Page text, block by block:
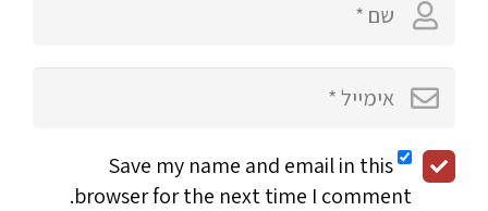
Save my name and email in this
browser for the next time I comment.